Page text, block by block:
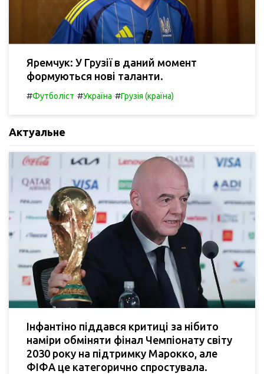
Яремчук: У Грузії в даний момент
формуються нові таланти.
#Футболіст #Україна #Грузія (країна)
Актуальне
Інфантіно піддався критиці за нібито
наміри обміняти фінал Чемпіонату світу
2030 року на підтримку Марокко, але
ФІФА це категорично спростувала.